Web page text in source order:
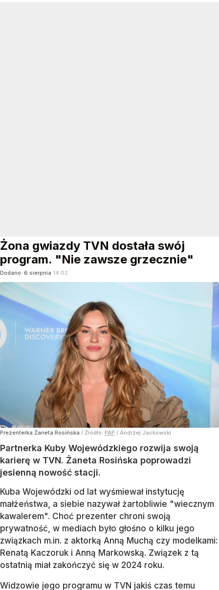
Żona gwiazdy TVN dostała swój
program. "Nie zawsze grzecznie"
Dodano: 6 sierpnia 14:02
Prezenterka Żaneta Rosińska / Źródło: PAP / Andrzej Jackowski
Partnerka Kuby Wojewódzkiego rozwija swoją
karierę w TVN. Żaneta Rosińska poprowadzi
jesienną nowość stacji.
Kuba Wojewódzki od lat wyśmiewał instytucję
małżeństwa, a siebie nazywał żartobliwie "wiecznym
kawalerem". Choć prezenter chroni swoją
prywatność, w mediach było głośno o kilku jego
związkach m.in. z aktorką Anną Muchą czy modelkami:
Renatą Kaczoruk i Anną Markowską. Związek z tą
ostatnią miał zakończyć się w 2024 roku.
Widzowie jego programu w TVN jakiś czas temu